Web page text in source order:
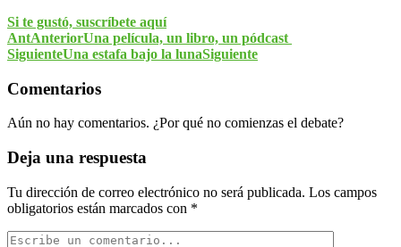
Si te gustó, suscríbete aquí
AntAnteriorUna película, un libro, un pódcast
SiguienteUna estafa bajo la lunaSiguiente
Comentarios
Aún no hay comentarios. ¿Por qué no comienzas el debate?
Deja una respuesta
Tu dirección de correo electrónico no será publicada. Los campos
obligatorios están marcados con *